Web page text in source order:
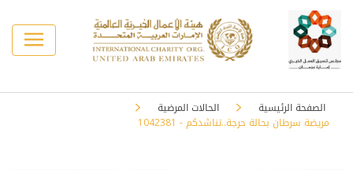
الصفحة الرئيسية
الحالات المرضية
مريضة سرطان بحالة حرجة..تناشدكم - 1042381